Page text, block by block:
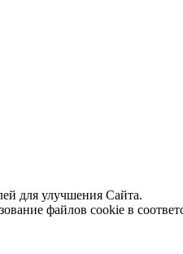
для улучшения Сайта.
файлов cookie в